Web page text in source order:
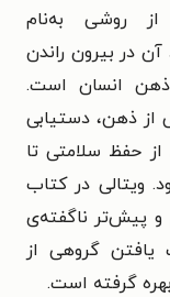
روشی به‌نام
آن در بیرون راندن
ذهن انسان است.
از ذهن، دستیابی
حفظ سلامتی تا
ویتالی در کتاب
پیش‌تر ناگفته‌ی
یافتن گروهی از
گرفته است.